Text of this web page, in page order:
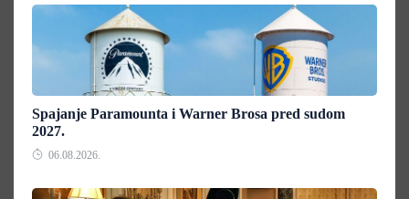
Spajanje Paramounta i Warner Brosa pred sudom
2027.
06.08.2026.